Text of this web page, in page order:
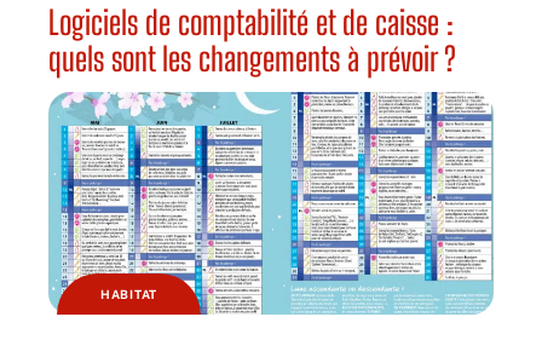
Logiciels de comptabilité et de caisse :
quels sont les changements à prévoir ?
HABITAT